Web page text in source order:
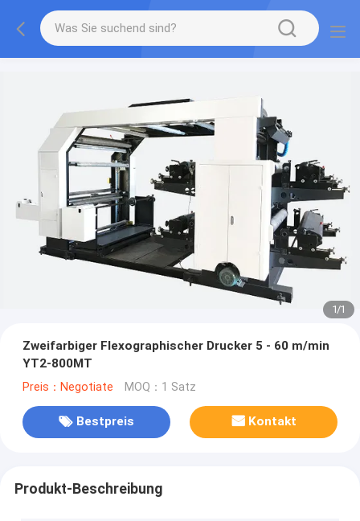
1/1
Zweifarbiger Flexographischer Drucker 5 - 60 m/min
YT2-800MT
Preis：Negotiate MOQ：1 Satz
Bestpreis Kontakt
Produkt-Beschreibung